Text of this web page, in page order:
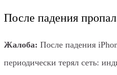
После падения
Жалоба: После падения
периодически терял сеть: